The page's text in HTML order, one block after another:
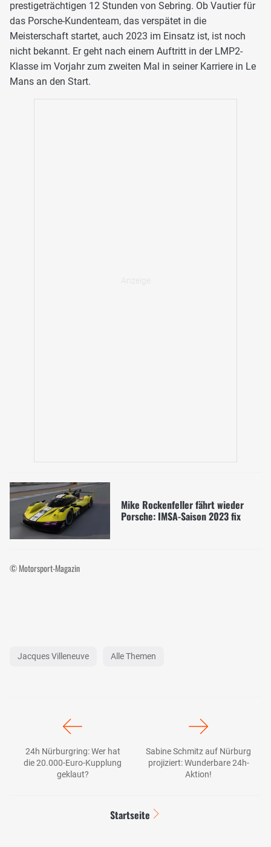
prestigeträchtigen 12 Stunden von Sebring. Ob Vautier für
das Porsche-Kundenteam, das verspätet in die
Meisterschaft startet, auch 2023 im Einsatz ist, ist noch
nicht bekannt. Er geht nach einem Auftritt in der LMP2-
Klasse im Vorjahr zum zweiten Mal in seiner Karriere in Le
Mans an den Start.
Mike Rockenfeller fährt wieder
Porsche: IMSA-Saison 2023 fix
© Motorsport-Magazin
Jacques Villeneuve Alle Themen
24h Nürburgring: Wer hat
die 20.000-Euro-Kupplung
geklaut?
Sabine Schmitz auf Nürburg
projiziert: Wunderbare 24h-
Aktion!
Startseite